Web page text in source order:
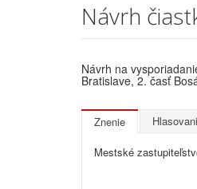
Návrh
Návrh na
Bratislave, 2. časť
Znenie
Mestské